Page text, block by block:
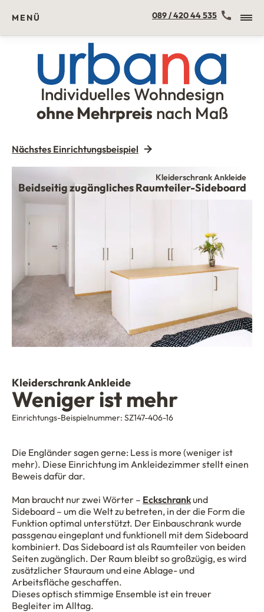
Urbana Möbel
Individuelles Wohndesign
ohne Mehrpreis nach Maß
MENÜ
Kontakt 089 / 420 44 535
Nächstes Einrichtungsbeispiel
Kleiderschrank Ankleide
Weniger ist mehr
Einrichtungs-Beispielnummer: SZ147-406-16
Die Engländer sagen gerne: Less is more (weniger ist
mehr). Diese Einrichtung im Ankleidezimmer stellt einen
Beweis dafür dar.
Man braucht nur zwei Wörter – Eckschrankund
Sideboard – um die Welt zu betreten, in der die Form die
Funktion optimal unterstützt. Der Einbauschrank wurde
passgenau eingeplant und funktionell mit dem Sideboard
kombiniert. Das Sideboard ist als Raumteiler von beiden
Seiten zugänglich. Der Raum bleibt so großzügig, es wird
zusätzlicher Stauraum und eine Ablage- und
Arbeitsfläche geschaffen.
Dieses optisch stimmige Ensemble ist ein treuer
Begleiter im Alltag.
Kleiderschrank Ankleide
Beidseitig zugängliches Raumteiler-Sideboard